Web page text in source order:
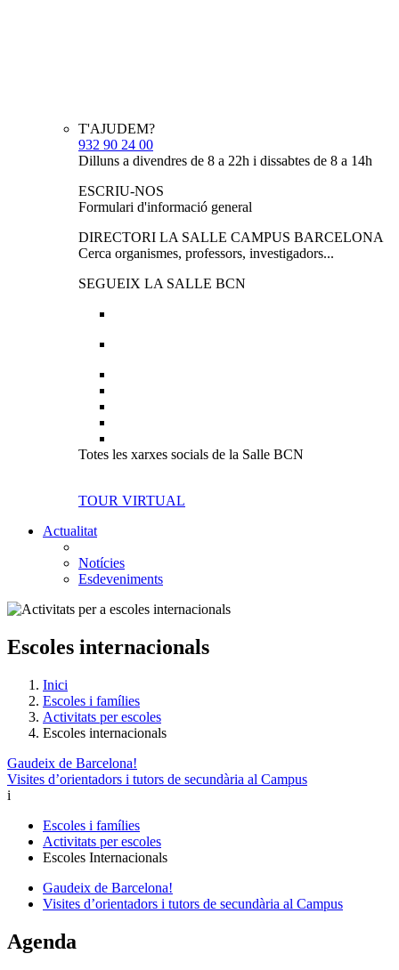
T'AJUDEM?
932 90 24 00
Dilluns a divendres de 8 a 22h i dissabtes de 8 a 14h
ESCRIU-NOS
Formulari d'informació general
DIRECTORI LA SALLE CAMPUS BARCELONA
Cerca organismes, professors, investigadors...
SEGUEIX LA SALLE BCN
Totes les xarxes socials de la Salle BCN
TOUR VIRTUAL
Actualitat
Notícies
Esdeveniments
Escoles internacionals
Inici
Escoles i famílies
Activitats per escoles
Escoles internacionals
Gaudeix de Barcelona!
Visites d’orientadors i tutors de secundària al Campus
i
Escoles i famílies
Activitats per escoles
Escoles Internacionals
Gaudeix de Barcelona!
Visites d’orientadors i tutors de secundària al Campus
Agenda